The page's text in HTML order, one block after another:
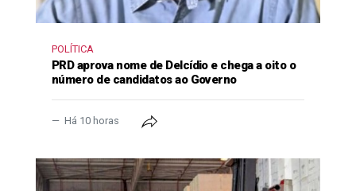
POLÍTICA
PRD aprova nome de Delcídio e chega a oito o
número de candidatos ao Governo
Há 10 horas